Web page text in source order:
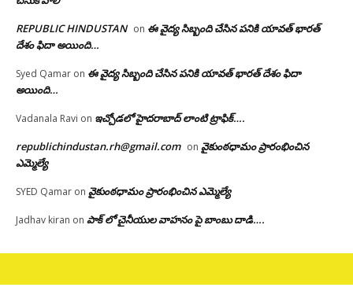
REPUBLIC HINDUSTAN on ఈ వైద్య సిబ్బంది చేసిన పనికి యావత్ భారత్
దేశం ఫిదా అయింది…
Syed Qamar on ఈ వైద్య సిబ్బంది చేసిన పనికి యావత్ భారత్ దేశం ఫిదా
అయింది…
Vadanala Ravi on ఇచ్చోడలో హైదరాబాద్ లాంటి ట్రాఫిక్….
republichindustan.rh@gmail.com on వైకుంఠధామం ప్రారంభించిన
ఎమ్మెల్యే
SYED Qamar on వైకుంఠధామం ప్రారంభించిన ఎమ్మెల్యే
Jadhav kiran on పాక్ లో చైనీయుల వాహనం పై బాంబు దాడి….